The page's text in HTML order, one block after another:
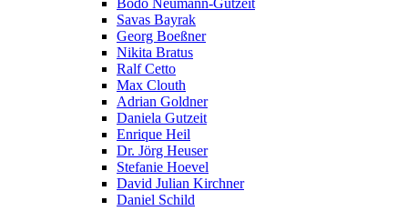
Savas Bayrak
Georg Boeßner
Nikita Bratus
Ralf Cetto
Max Clouth
Adrian Goldner
Daniela Gutzeit
Enrique Heil
Dr. Jörg Heuser
Stefanie Hoevel
David Julian Kirchner
Daniel Schild